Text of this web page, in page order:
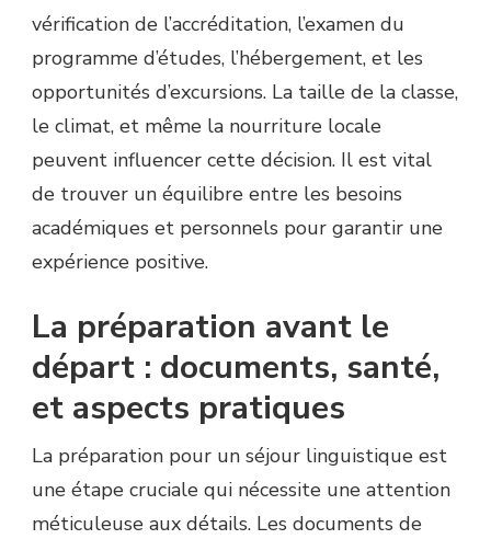
vérification de l’accréditation, l’examen du
programme d’études, l’hébergement, et les
opportunités d’excursions. La taille de la classe,
le climat, et même la nourriture locale
peuvent influencer cette décision. Il est vital
de trouver un équilibre entre les besoins
académiques et personnels pour garantir une
expérience positive.
La préparation avant le
départ : documents, santé,
et aspects pratiques
La préparation pour un séjour linguistique est
une étape cruciale qui nécessite une attention
méticuleuse aux détails. Les documents de